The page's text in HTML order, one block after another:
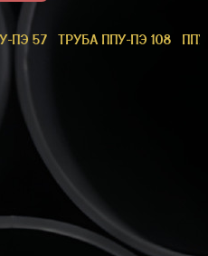
ПЭ 57 ТРУБА ППУ-ПЭ 108